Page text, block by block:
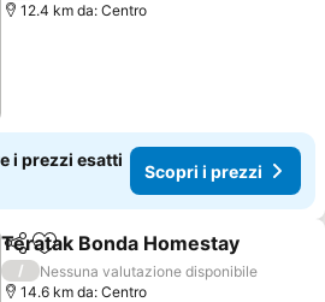
12.4 km da: Centro
i prezzi esatti
Scopri i prezzi
CondividiAggiungi ai preferiti
Teratak Bonda Homestay
/
Nessuna valutazione disponibile
14.6 km da: Centro